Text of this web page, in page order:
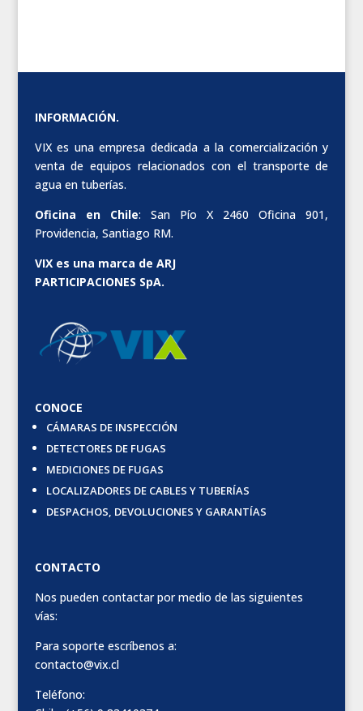
INFORMACIÓN.
VIX es una empresa dedicada a la comercialización y
venta de equipos relacionados con el transporte de
agua en tuberías.
Oficina en Chile: San Pío X 2460 Oficina 901,
Providencia, Santiago RM.
VIX es una marca de ARJ
PARTICIPACIONES SpA.
CONOCE
CÁMARAS DE INSPECCIÓN
DETECTORES DE FUGAS
MEDICIONES DE FUGAS
LOCALIZADORES DE CABLES Y TUBERÍAS
DESPACHOS, DEVOLUCIONES Y GARANTÍAS
CONTACTO
Nos pueden contactar por medio de las siguientes
vías:
Para soporte escríbenos a:
contacto@vix.cl
Teléfono: